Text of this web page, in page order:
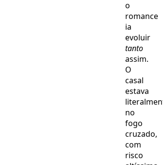
o
romance
ia
evoluir
tanto
assim.
O
casal
estava
no
fogo
cruzado,
com
risco